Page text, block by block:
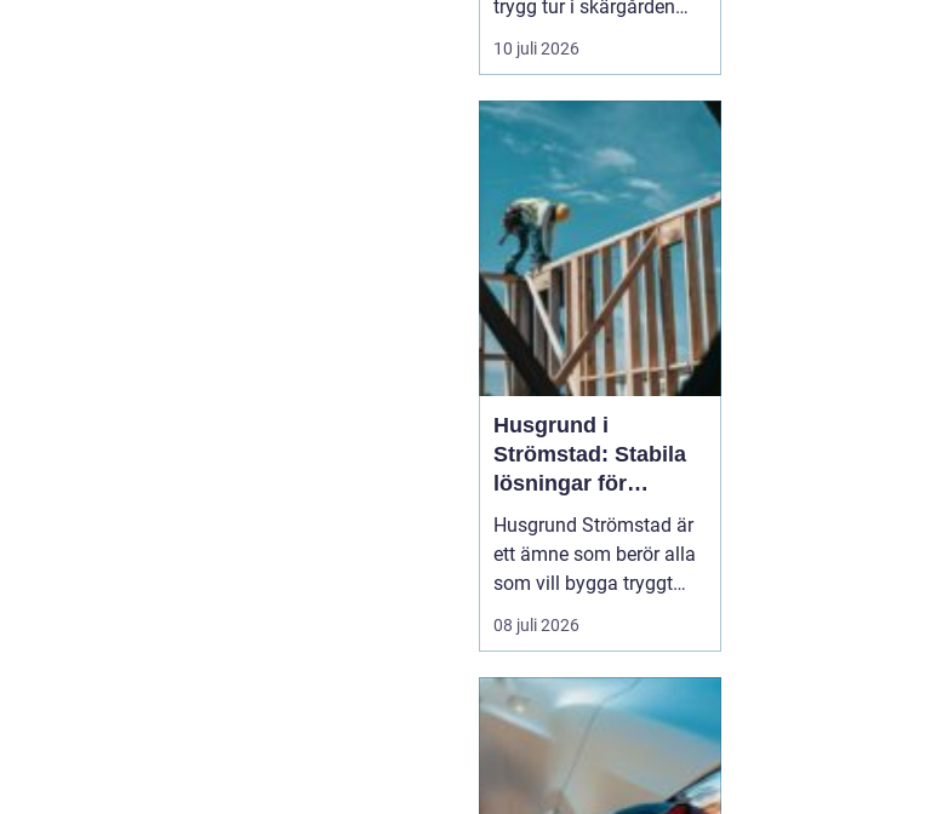
trygg tur i skärgården
och en sommar fylld av
ofrivilliga stopp. Många
Stockholmsområdet
använder Volvo Penta,
just eftersom motorerna
är driftsäkra och
anpassade för nordiska
förhållanden. Men ...
10 juli 2026
Husgrund i
Strömstad: Stabila
lösningar för
boende vid kusten
Husgrund Strömstad är
ett ämne som berör alla
som vill bygga tryggt
och långsiktigt nära
havet. Närheten till
och bergig terräng ställer
höga krav på både p...
08 juli 2026